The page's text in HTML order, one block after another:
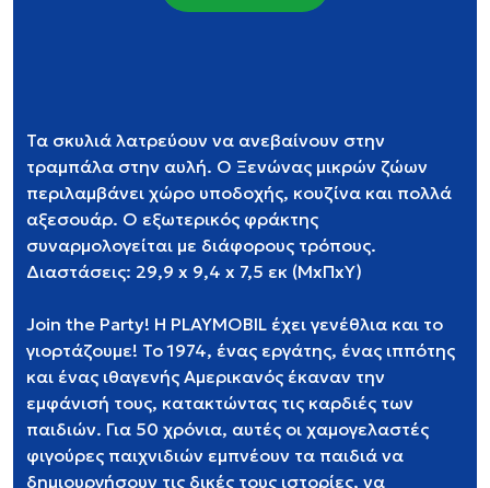
Τα σκυλιά λατρεύουν να ανεβαίνουν στην
τραμπάλα στην αυλή. Ο Ξενώνας μικρών ζώων
περιλαμβάνει χώρο υποδοχής, κουζίνα και πολλά
αξεσουάρ. Ο εξωτερικός φράκτης
συναρμολογείται με διάφορους τρόπους.
Διαστάσεις: 29,9 x 9,4 x 7,5 εκ (ΜxΠxΥ)
Join the Party! Η PLAYMOBIL έχει γενέθλια και το
γιορτάζουμε! Το 1974, ένας εργάτης, ένας ιππότης
και ένας ιθαγενής Αμερικανός έκαναν την
εμφάνισή τους, κατακτώντας τις καρδιές των
παιδιών. Για 50 χρόνια, αυτές οι χαμογελαστές
φιγούρες παιχνιδιών εμπνέουν τα παιδιά να
δημιουργήσουν τις δικές τους ιστορίες, να